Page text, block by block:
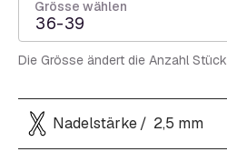
Grösse wählen
36-39
Die Grösse ändert die Anzahl Stück
Nadelstärke 2,5 mm